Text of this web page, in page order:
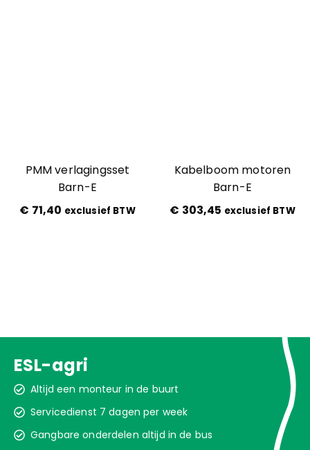
PMM verlagingsset
Barn-E
€ 71,40 exclusief BTW
Kabelboom motoren
Barn-E
€ 303,45 exclusief BTW
ESL-agri
Altijd een monteur in de buurt
Servicedienst 7 dagen per week
Gangbare onderdelen altijd in de bus